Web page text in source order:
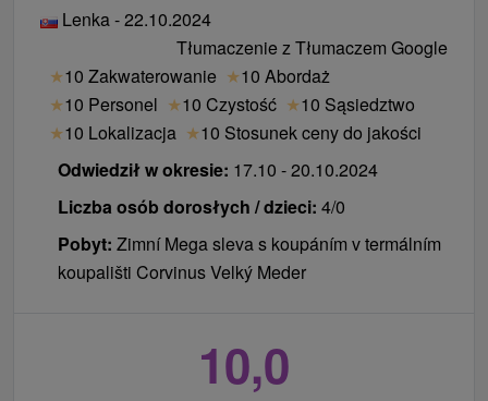
Łóżeczko dziecięce za opłatą.
Ceny - Suplementy
Płacą po przyjeździe w recepcji.
podatek lokalny 1,50 € / osoba / noc
parkowanie na zamkniętym parkingu hotelowym
3,00 € / samochód / noc w sezonie (w okresie od
Sylwester) (bezpłatny parking poza sezonem)
utrata lub uszkodzenie basenu, kart parkingowych
Internet:Połączenie internetowe Wi-Fi.
Zakwaterowanie ze zwierzętami nie
jest dozwolone.
Zameldowanie / Wymeldowanie:15:00 / 11:00
Lenka - 22.10.2024
Tłumaczenie z Tłumaczem Google
★10 Zakwaterowanie ★10 Abordaż
★10 Personel ★10 Czystość ★10 Sąsiedztwo
★10 Lokalizacja ★10 Stosunek ceny do jakości
Odwiedził w okresie: 17.10 - 20.10.2024
Liczba osób dorosłych / dzieci: 4/0
Pobyt: Zimní Mega sleva s koupáním v termálním
koupališti Corvinus Velký Meder
10,0